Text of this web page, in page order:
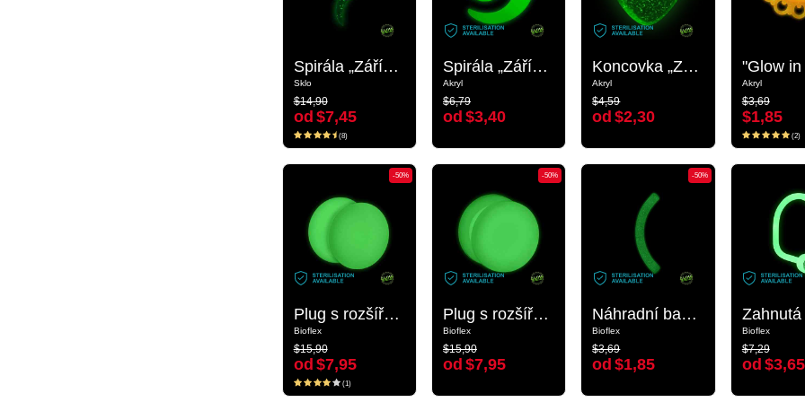
Spirála „Zářící ve tmě“
Sklo
$14,90
od$7,45
Spirála „Zářící ve tmě“
Sklo
$14,90
od $7,45
(8)
Spirála „Zářící ve tmě“
Akryl
$6,79
od$3,40
Spirála „Zářící ve tmě“
Akryl
$6,79
od $3,40
Koncovka „Zářící ve tmě“ pro 1,6mm tyčinky se závitem (akryl, různé barvy) s designem srdce
Akryl
$4,59
od$2,30
Koncovka „Zářící ve tmě“ pro 1,6mm tyčinky se závitem (akryl, různé barvy) s designem srdce
Akryl
$4,59
od $2,30
Akryl
$3,69
$1,85
Akryl
$3,69
$1,85
(2)
-50%
Plug s rozšířenými konci „Zářící ve tmě“ (bioflex)
Bioflex
$15,90
od$7,95
-50%
Plug s rozšířenými konci „Zářící ve tmě“ (bioflex)
Bioflex
$15,90
od $7,95
(1)
-50%
Plug s rozšířenými konci „Zářící ve tmě“ (bioflex, bílá)
Bioflex
$15,90
od$7,95
-50%
Plug s rozšířenými konci „Zářící ve tmě“ (bioflex, bílá)
Bioflex
$15,90
od $7,95
-50%
Náhradní banánek „Zářící ve tmě“
Bioflex
$3,69
od$1,85
-50%
Náhradní banánek „Zářící ve tmě“
Bioflex
$3,69
od $1,85
Bioflex
$7,29
od$3,65
Bioflex
$7,29
od $3,65